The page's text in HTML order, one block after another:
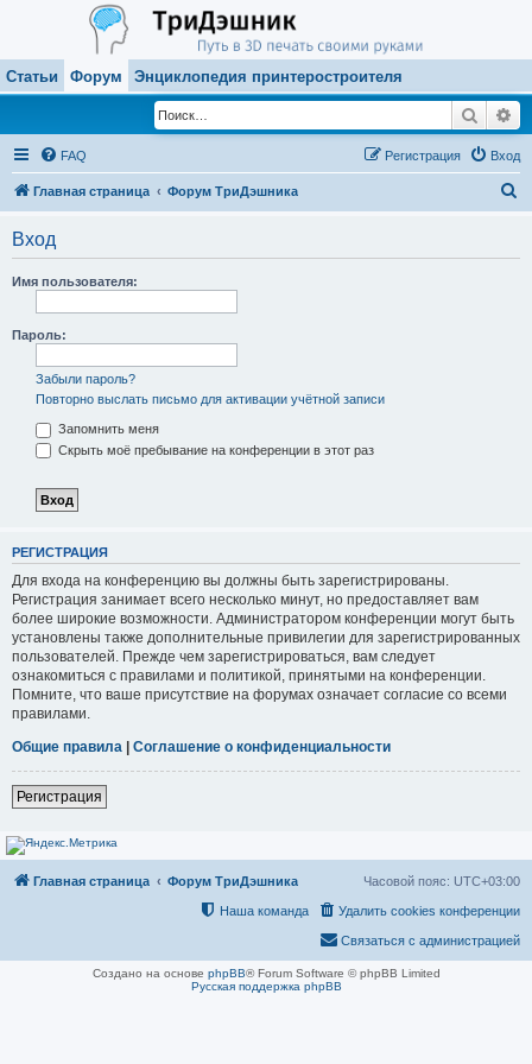
Статьи Форум Энциклопедия принтеростроителя
Поиск
FAQ Вход
Регистрация
Главная страница Форум ТриДэшника
Вход
Имя пользователя:
Пароль:
Забыли пароль?
Повторно выслать письмо для активации учётной записи
Запомнить меня
Скрыть моё пребывание на конференции в этот раз
РЕГИСТРАЦИЯ
Для входа на конференцию вы должны быть зарегистрированы.
Регистрация занимает всего несколько минут, но предоставляет вам
более широкие возможности. Администратором конференции могут быть
установлены также дополнительные привилегии для зарегистрированных
пользователей. Прежде чем зарегистрироваться, вам следует
ознакомиться с правилами и политикой, принятыми на конференции.
Помните, что ваше присутствие на форумах означает согласие со всеми
правилами.
Общие правила | Соглашение о конфиденциальности
Регистрация
Главная страница Форум ТриДэшника Часовой пояс: UTC+03:00
Удалить cookies конференции
Наша команда
Связаться с администрацией
Создано на основе phpBB® Forum Software © phpBB Limited
Русская поддержка phpBB